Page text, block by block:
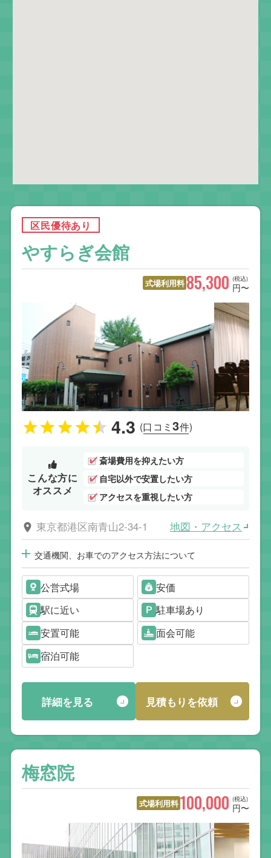
区民優待あり
やすらぎ会館
式場利用料 (税込)
85,300 円〜
4.3 (口コミ3件)
こんな方に
オススメ
斎場費用を抑えたい方
自宅以外で安置したい方
アクセスを重視したい方
東京都港区南青山2-34-1 地図・アクセス
交通機関、お車でのアクセス方法について
公営式場
安価
駅に近い
駐車場あり
安置可能
面会可能
宿泊可能
詳細を見る 見積もりを依頼
梅窓院
式場利用料 (税込)
100,000 円〜